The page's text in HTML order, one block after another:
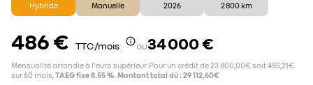
Hybride Manuelle 2026 2 800 km
486 € TTC /mois ou34 000 €
Mensualité arrondie à l'euro supérieur. Pour un crédit de 23 800,00€ soit 485,21€
sur 60 mois, TAEG fixe 8.55 %. Montant total dû : 29 112,60€